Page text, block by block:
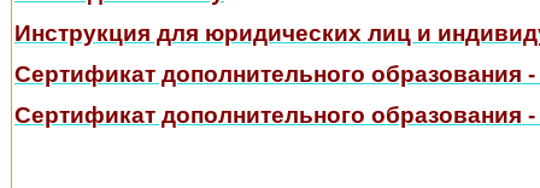
Инструкция для юридических лиц и
Сертификат дополнительного образования
Сертификат дополнительного образования